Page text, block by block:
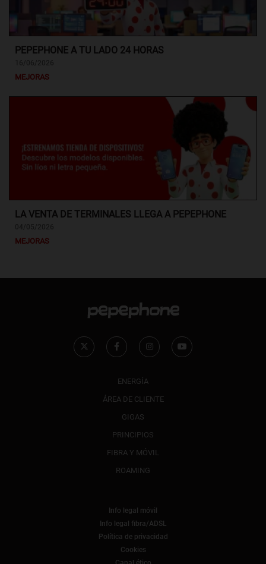
PEPEPHONE A TU LADO 24 HORAS
MEJORAS
LA VENTA DE TERMINALES LLEGA A PEPEPHONE
MEJORAS
ENERGÍA
ÁREA DE CLIENTE
GIGAS
PRINCIPIOS
FIBRA Y MÓVIL
ROAMING
Info legal móvil
Info legal fibra/ADSL
Política de privacidad
Cookies